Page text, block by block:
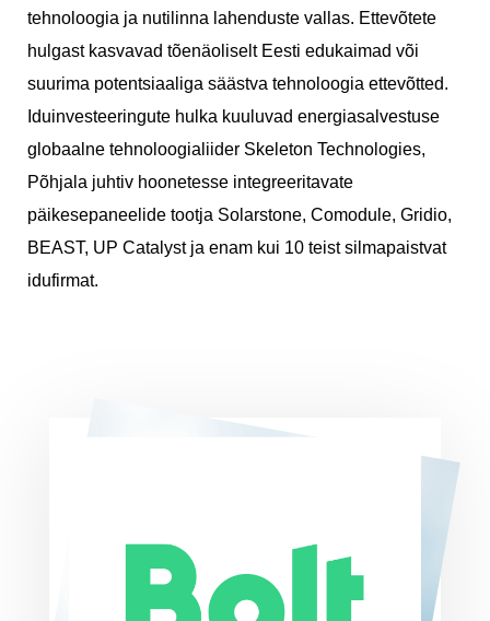
tehnoloogia ja nutilinna lahenduste vallas. Ettevõtete
hulgast kasvavad tõenäoliselt Eesti edukaimad või
suurima potentsiaaliga säästva tehnoloogia ettevõtted.
Iduinvesteeringute hulka kuuluvad energiasalvestuse
globaalne tehnoloogialiider Skeleton Technologies,
Põhjala juhtiv hoonetesse integreeritavate
päikesepaneelide tootja Solarstone, Comodule, Gridio,
BEAST, UP Catalyst ja enam kui 10 teist silmapaistvat
idufirmat.